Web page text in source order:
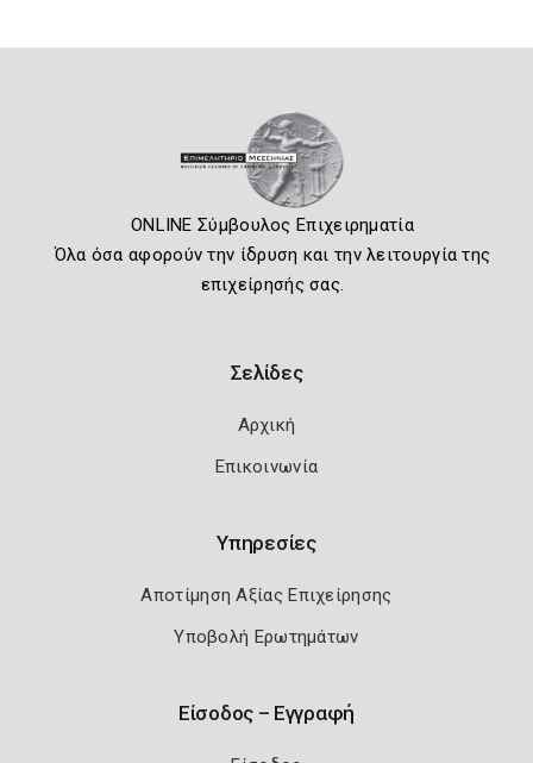
ONLINE Σύμβουλος Επιχειρηματία
Όλα όσα αφορούν την ίδρυση και την λειτουργία της
επιχείρησής σας.
Σελίδες
Αρχική
Επικοινωνία
Υπηρεσίες
Αποτίμηση Αξίας Επιχείρησης
Υποβολή Ερωτημάτων
Είσοδος – Εγγραφή